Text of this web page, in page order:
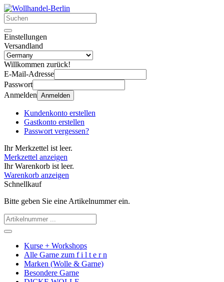
Einstellungen
Versandland
Willkommen zurück!
E-Mail-Adresse
Passwort
Anmelden Anmelden
Kundenkonto erstellen
Gastkonto erstellen
Passwort vergessen?
Ihr Merkzettel ist leer.
Merkzettel anzeigen
Ihr Warenkorb ist leer.
Warenkorb anzeigen
Schnellkauf
Bitte geben Sie eine Artikelnummer ein.
Kurse + Workshops
Alle Garne zum f i l t e r n
Marken (Wolle & Garne)
Besondere Garne